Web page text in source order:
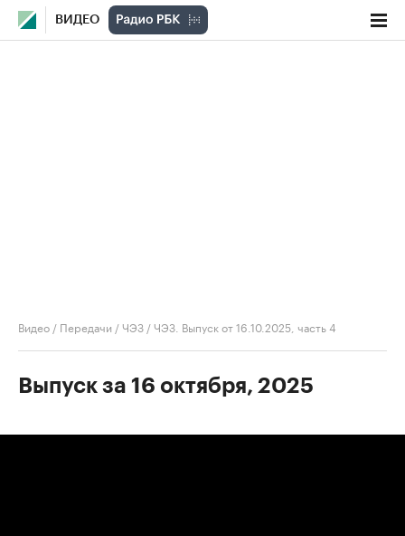
ВИДЕО
Видео / Передачи /ЧЭЗ /ЧЭЗ. Выпуск от 16.10.2025, часть 4
Выпуск за 16 октября, 2025